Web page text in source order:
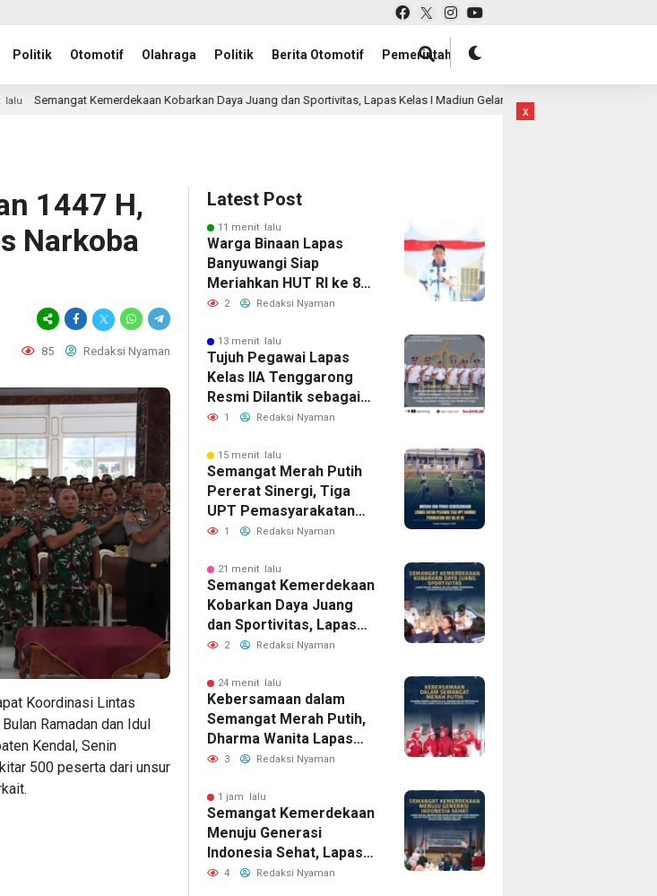
Politik Otomotif Olahraga Politik Berita Otomotif Pemerintah
Kobarkan Daya Juang dan Sportivitas, Lapas Kelas I Madiun Gelar Lomba Tradisional Lanjutan bagi Warga Binaan
1447 H,
Narkoba
85 Redaksi Nyaman
Koordinasi Lintas
Ramadan dan Idul
Kendal, Senin
500 peserta dari unsur
Latest Post
11 menit lalu
Warga Binaan Lapas
Banyuwangi Siap
Meriahkan HUT RI ke 81
dengan Berbagai
2 Redaksi Nyaman
13 menit lalu
Tujuh Pegawai Lapas
Kelas IIA Tenggarong
Resmi Dilantik sebagai
PNS, Siap Wujudkan
Berdampak bagi
Masyarakat
1 Redaksi Nyaman
15 menit lalu
Semangat Merah Putih
Pererat Sinergi, Tiga
UPT Pemasyarakatan
Tenggarong Gelar
Sambut HUT RI ke-81
1 Redaksi Nyaman
21 menit lalu
Semangat Kemerdekaan
Kobarkan Daya Juang
dan Sportivitas, Lapas
Kelas I Madiun Gelar
Lanjutan bagi Warga
Binaan
2 Redaksi Nyaman
24 menit lalu
Kebersamaan dalam
Semangat Merah Putih,
Dharma Wanita Lapas
Kelas I Madiun Gelar
Beragam Lomba Sambut
HUT RI ke-81
3 Redaksi Nyaman
1 jam lalu
Semangat Kemerdekaan
Menuju Generasi
Indonesia Sehat, Lapas
Kelas I Madiun Bersama
4 Redaksi Nyaman
x